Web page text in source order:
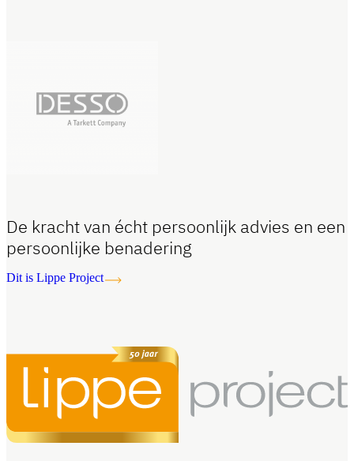
De kracht van écht persoonlijk advies en een
persoonlijke benadering
Dit is Lippe Project